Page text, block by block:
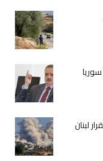
لبنان